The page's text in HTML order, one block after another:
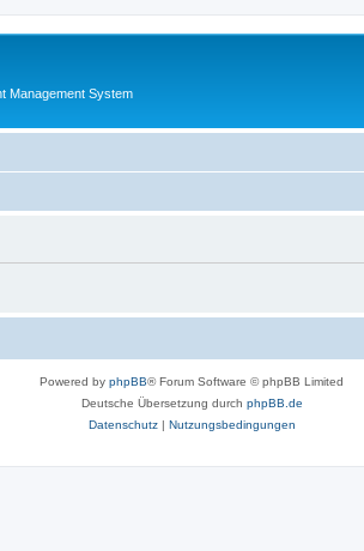
Management System
Powered by phpBB® Forum Software © phpBB Limited
Deutsche Übersetzung durch phpBB.de
Datenschutz| Nutzungsbedingungen